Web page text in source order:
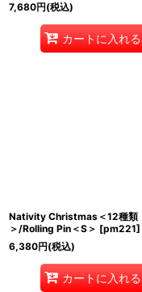
7,680円(税込)
カートに入れる
Nativity Christmas＜12種類
＞/Rolling Pin＜S＞ [pm221]
6,380円(税込)
カートに入れる